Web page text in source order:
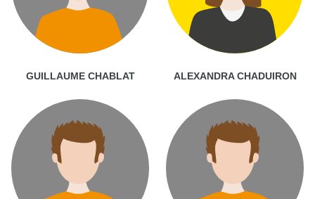
GUILLAUME CHABLAT ALEXANDRA CHADUIRON